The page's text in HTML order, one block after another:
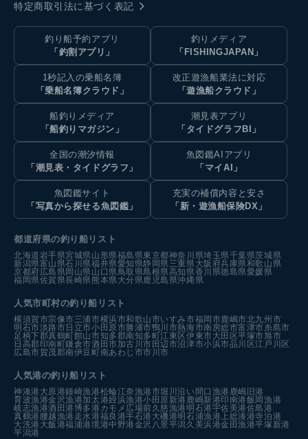
特定商取引法に基づく表記
釣り船予約アプリ
「釣割アプリ」
釣りメディア
「FISHINGJAPAN」
1秒記入の乗船名簿
「乗船名簿クラウド」
改正遊漁船業法に対応
「遊漁船クラウド」
船釣りメディア
「船釣りマガジン」
潮見表アプリ
「タイドグラフBI」
全国の潮汐情報
「潮見表・タイドグラフ」
魚図鑑AIアプリ
「マイAI」
魚図鑑サイト
「写真から探せる魚図鑑」
充実の補償内容と安さ
「新・遊漁船保険DX」
都道府県の釣り船リスト
北海道岩手県宮城県山形県福島県東京都神奈川県埼玉県千葉県茨城県
新潟県富山県石川県福井県愛知県静岡県三重県大阪府兵庫県和歌山県
京都府広島県岡山県山口県鳥取県島根県高知県香川県徳島県愛媛県
福岡県佐賀県長崎県熊本県大分県鹿児島県沖縄県
人気市町村の釣り船リスト
横須賀市宗像市三浦市横浜市和歌山市いすみ市福岡市鹿嶋市北九州市
明石市淡路市 日立市小田原市勝浦市鴨川市熱海市南房総市富津市糸島市
足柄下郡真鶴町館山市知多郡南知多町江東区伊東市大田区平塚市旭市
日高郡印南町鎌倉市酒田市加古川市 田辺市沼津市小浜市品川区江戸川区
広島市賀茂郡南伊豆町南あわじ市市川市
人気港の釣り船リスト
神湊港 大原港鐘崎漁港松輪江奈漁港市堀川沿い 間口漁港 鹿嶋旧港
育波漁港金沢漁港加太港姪浜漁港小田原新港 鹿嶋新港印南港飯岡漁港
岐志漁港酒田港博多港カモメ広場前久慈漁港 明石港宇佐美港佐島港
真鶴港 腰越漁港 走水港福良港手石港 大磯港明石浦漁港 上総湊港寺泊港
大洗港 大飯港福浦港境港中野港金沢八景平潟久美浜港金田漁港平塚新港
平潟港